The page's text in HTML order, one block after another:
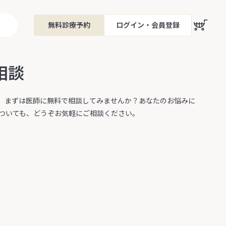
無料診療予約 ログイン・会員登録
談
ずは医師に無料で相談してみませんか？あなたのお悩みに
ても、どうぞお気軽にご相談ください。